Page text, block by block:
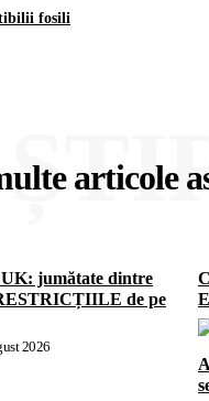
fosili
articole
jumătate dintre
de pe
2026